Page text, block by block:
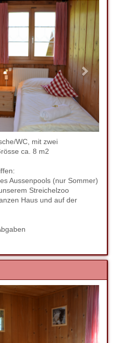
Next
WC, mit zwei
ca. 8 m2
Aussenpools (nur Sommer)
Streichelzoo
Haus und auf der
Next